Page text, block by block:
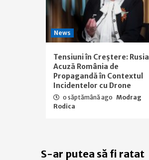
News
Tensiuni în Creștere: Rusia
Acuză România de
Propagandă în Contextul
Incidentelor cu Drone
o săptămână ago Modrag
Rodica
S-ar putea să fi ratat